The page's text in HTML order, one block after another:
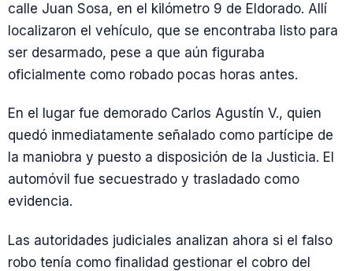
calle Juan Sosa, en el kilómetro 9 de Eldorado. Allí
localizaron el vehículo, que se encontraba listo para
ser desarmado, pese a que aún figuraba
oficialmente como robado pocas horas antes.
En el lugar fue demorado Carlos Agustín V., quien
quedó inmediatamente señalado como partícipe de
la maniobra y puesto a disposición de la Justicia. El
automóvil fue secuestrado y trasladado como
evidencia.
Las autoridades judiciales analizan ahora si el falso
robo tenía como finalidad gestionar el cobro del